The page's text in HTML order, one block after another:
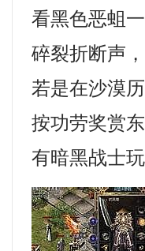
看黑色恶蛆
碎裂折断声
若是在沙漠
按功劳奖赏
有暗黑战士